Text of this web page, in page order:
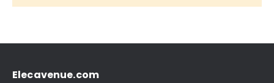
Elecavenue.com